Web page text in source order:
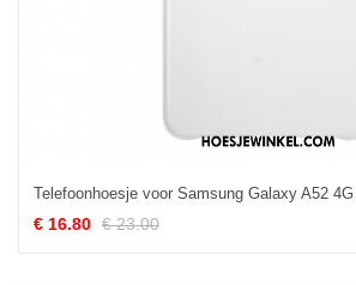
€ 16.80 € 23.00